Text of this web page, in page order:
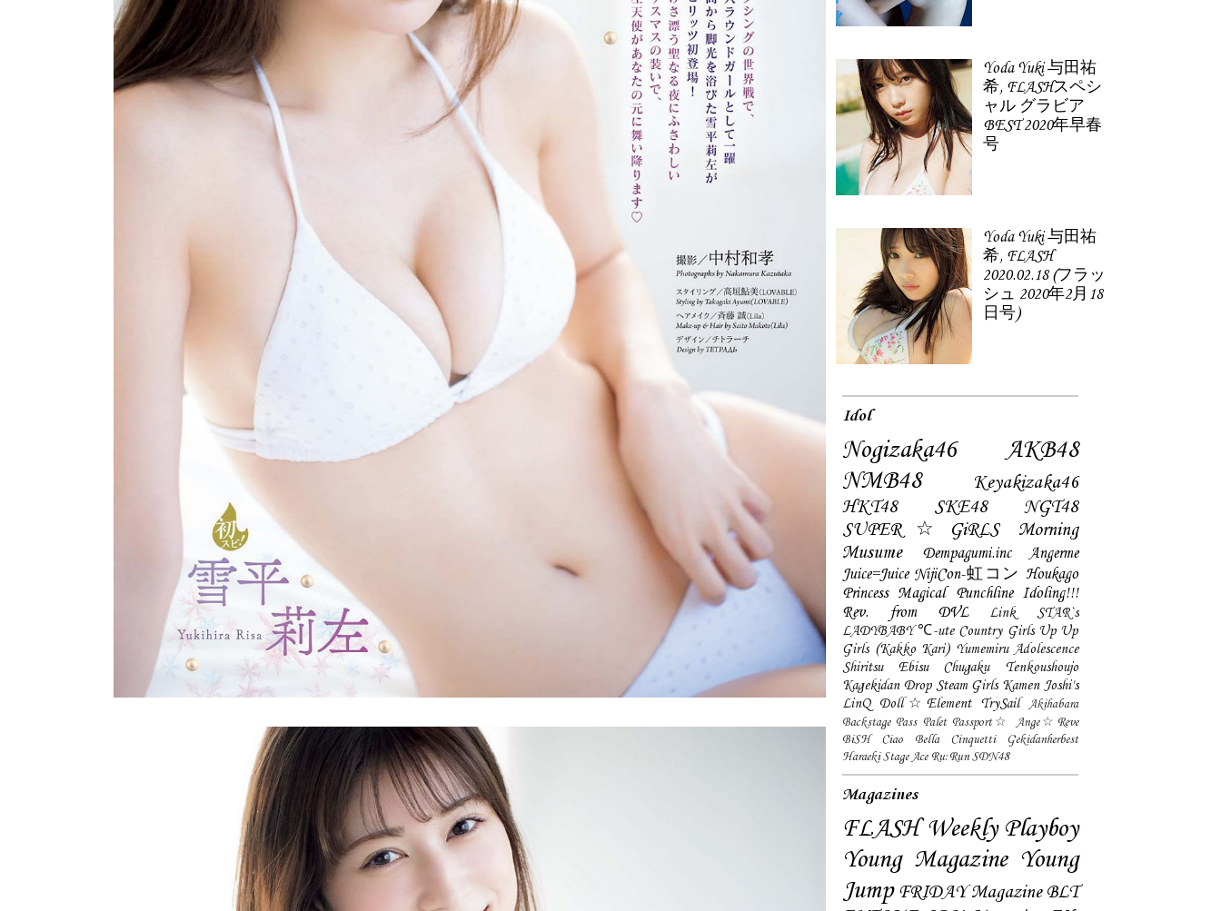
Yoda Yuki 与田祐
希, FLASHスペシ
ャル グラビア
BEST 2020年早春
号
Yoda Yuki 与田祐
希, FLASH
2020.02.18 (フラッ
シュ 2020年2月18
日号)
Idol
Nogizaka46
AKB48
NMB48
Keyakizaka46
HKT48
SKE48
NGT48
SUPER☆GiRLS
Morning
Musume
Dempagumi.inc
Angerme
Juice=Juice NijiCon-虹コン Houkago
Princess Magical Punchline Idoling!!!
Rev. from DVL
Link STAR`s
LADYBABY ℃-ute Country Girls Up Up
Girls (Kakko Kari) Yumemiru Adolescence
Shiritsu Ebisu Chugaku
Tenkoushoujo
Kagekidan Drop Steam Girls Kamen Joshi's
LinQ Doll☆Element TrySail
Akihabara
Backstage Pass Palet Passport☆
Ange☆Reve
BiSH
Ciao Bella Cinquetti
Gekidanherbest
Haraeki Stage Ace Ru:Run SDN48
Magazines
FLASH Weekly Playboy
Young Magazine Young
Jump FRIDAY Magazine BLT